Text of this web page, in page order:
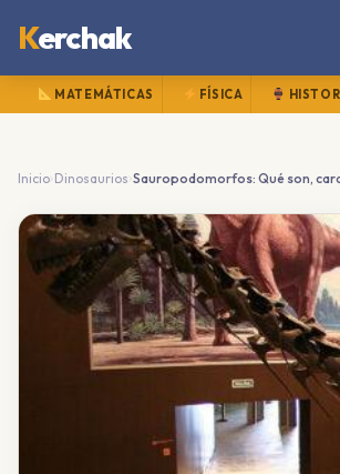
Kerchak
MATEMÁTICAS FÍSICA
Inicio›Dinosaurios ›